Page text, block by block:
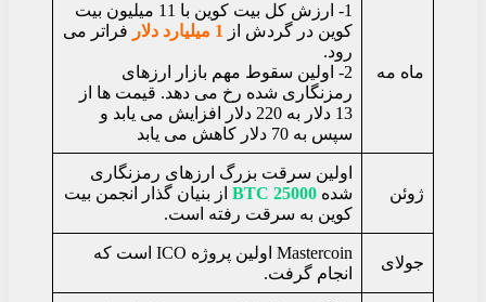
ماه مه
1- ارزش کل بیت کوین با 11 میلیون بیت
کوین در گردش از 1 میلیارد دلار
فراتر می
رود.
2- اولین سقوط مهم بازار ارزهای
رمزنگاری شده رخ می دهد. قیمت ها از
13 دلار به 220 دلار افزایش می یابد و
سپس به 70 دلار کاهش می یابد
ژوئن
اولین سرقت بزرگ ارزهای رمزنگاری
شده 25000 BTC
از بنیان گذار انجمن بیت
کوین به سرقت رفته است.
جولای
Mastercoin اولین پروژه ICO است که
انجام گرفت.